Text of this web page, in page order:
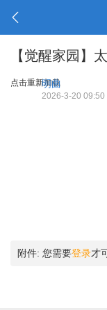
【觉醒家园】
点击重新加载
明曲
2026-3-20 09:50
附件: 您需要登录才